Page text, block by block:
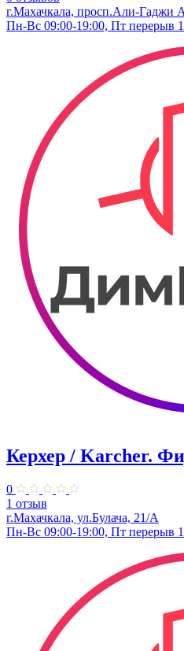
г.Махачкала, просп.Али-Гаджи
Пн-Вс 09:00-19:00, Пт перерыв
Керхер / Karcher.
0
1 отзыв
г.Махачкала, ул.Булача, 21/А
Пн-Вс 09:00-19:00, Пт перерыв